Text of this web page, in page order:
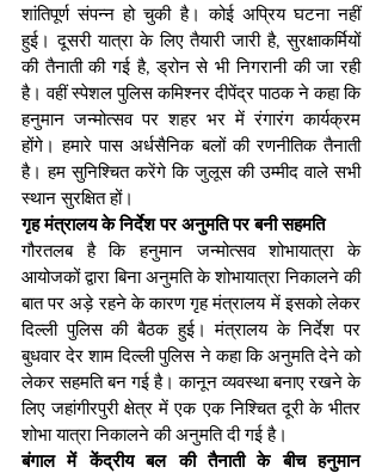
शांतिपूर्ण संपन्न हो चुकी है। कोई अप्रिय घटना नहीं
हुई। दूसरी यात्रा के लिए तैयारी जारी है, सुरक्षाकर्मियों
की तैनाती की गई है, ड्रोन से भी निगरानी की जा रही
है। वहीं स्पेशल पुलिस कमिश्नर दीपेंद्र पाठक ने कहा कि
हनुमान जन्मोत्सव पर शहर भर में रंगारंग कार्यक्रम
होंगे। हमारे पास अर्धसैनिक बलों की रणनीतिक तैनाती
है। हम सुनिश्चित करेंगे कि जुलूस की उम्मीद वाले सभी
स्थान सुरक्षित हों।
गृह मंत्रालय के निर्देश पर अनुमति पर बनी सहमति
गौरतलब है कि हनुमान जन्मोत्सव शोभायात्रा के
आयोजकों द्वारा बिना अनुमति के शोभायात्रा निकालने की
बात पर अड़े रहने के कारण गृह मंत्रालय में इसको लेकर
दिल्ली पुलिस की बैठक हुई। मंत्रालय के निर्देश पर
बुधवार देर शाम दिल्ली पुलिस ने कहा कि अनुमति देने को
लेकर सहमति बन गई है। कानून व्यवस्था बनाए रखने के
लिए जहांगीरपुरी क्षेत्र में एक एक निश्चित दूरी के भीतर
शोभा यात्रा निकालने की अनुमति दी गई है।
बंगाल में केंद्रीय बल की तैनाती के बीच हनुमान